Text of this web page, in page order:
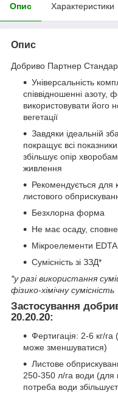
Опис Характеристики
Опис
Добриво Партнер
Універсальність
співвідношенні
використовувати його
вегетації
Завдяки ідеальній
покращує всі
збільшує опір
живлення
Рекомендується для
листового
Безхлорна форма
Не має осаду,
Мікроелементи EDTA
Сумісність зі ЗЗД*
*у разі використання
фізико-хімічну сумісність
Застосування
20.20.20:
Фертигація: 2-6 кг/
може зменшуватися)
Листове
250-350 л/га води (для
потреба води